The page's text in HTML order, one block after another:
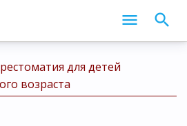
для детей
возраста